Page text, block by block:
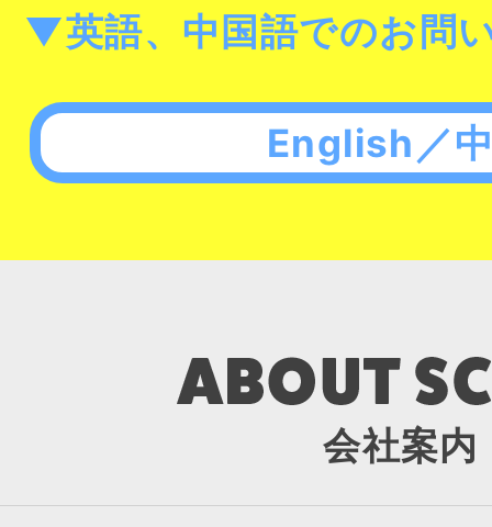
▼英語、中国語でのお問
English／
会社案内